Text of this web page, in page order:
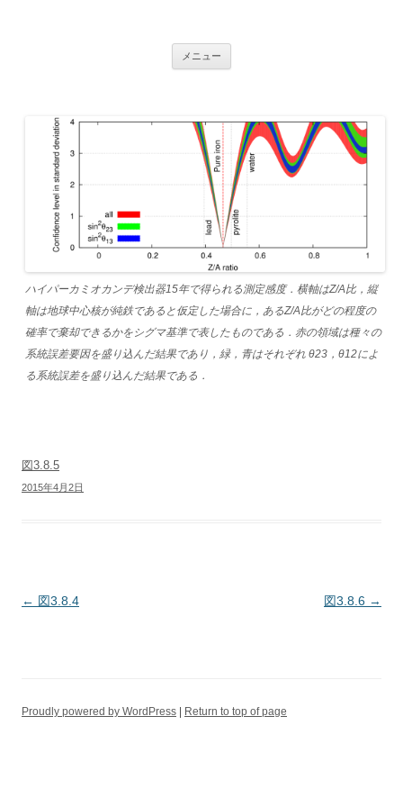
メニュー
ハイパーカミオカンデ検出器15年で得られる測定感度．横軸はZ/A比，縦
軸は地球中心核が純鉄であると仮定した場合に，あるZ/A比がどの程度の
確率で棄却できるかをシグマ基準で表したものである．赤の領域は種々の
系統誤差要因を盛り込んだ結果であり，緑，青はそれぞれ θ23，θ12によ
る系統誤差を盛り込んだ結果である．
図3.8.5
2015年4月2日
投稿ナビゲーション
← 図3.8.4 図3.8.6 →
Proudly powered by WordPress Return to top of page